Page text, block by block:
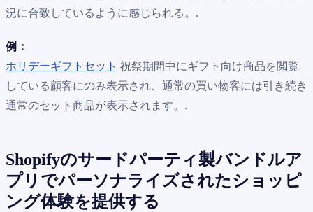
況に合致しているように感じられる。.
例：
ホリデーギフトセット 祝祭期間中にギフト向け商品を閲覧
している顧客にのみ表示され、通常の買い物客には引き続き
通常のセット商品が表示されます。.
Shopifyのサードパーティ製バンドルア
プリでパーソナライズされたショッピ
ング体験を提供する